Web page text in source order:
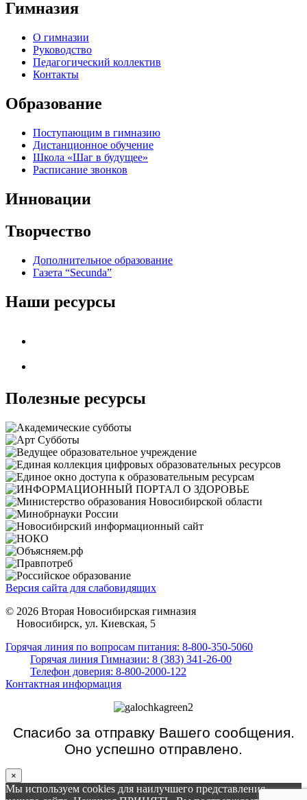
Гимназия
О гимназии
Руководство
Педагогический коллектив
Контакты
Образование
Поступающим в гимназию
Дистанционное обучение
Школа «Шаг в будущее»
Расписание звонков
Инновации
Творчество
Дополнительное образование
Газета “Secunda”
Наши ресурсы
Полезные ресурсы
Версия сайта для слабовидящих
© 2026 Вторая Новосибирская гимназия
Новосибирск, ул. Киевская, 5
Горячая линия по вопросам питания: 8-800-350-5060
Горячая линия Гимназии: 8 (383) 341-26-00
Телефон доверия: 8-800-2000-122
Контактная информация
Спасибо за отправку Вашего сообщения.
Оно успешно отправлено.
×
Мы используем cookies для наилучшего представления